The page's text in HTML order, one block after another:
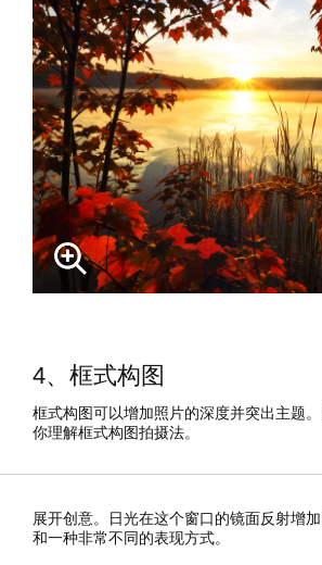
4、框式构图
框式构图可以增加照片的深度并突出主题
你理解框式构图拍摄法。
展开创意。日光在这个窗口的镜面反射增
和一种非常不同的表现方式。